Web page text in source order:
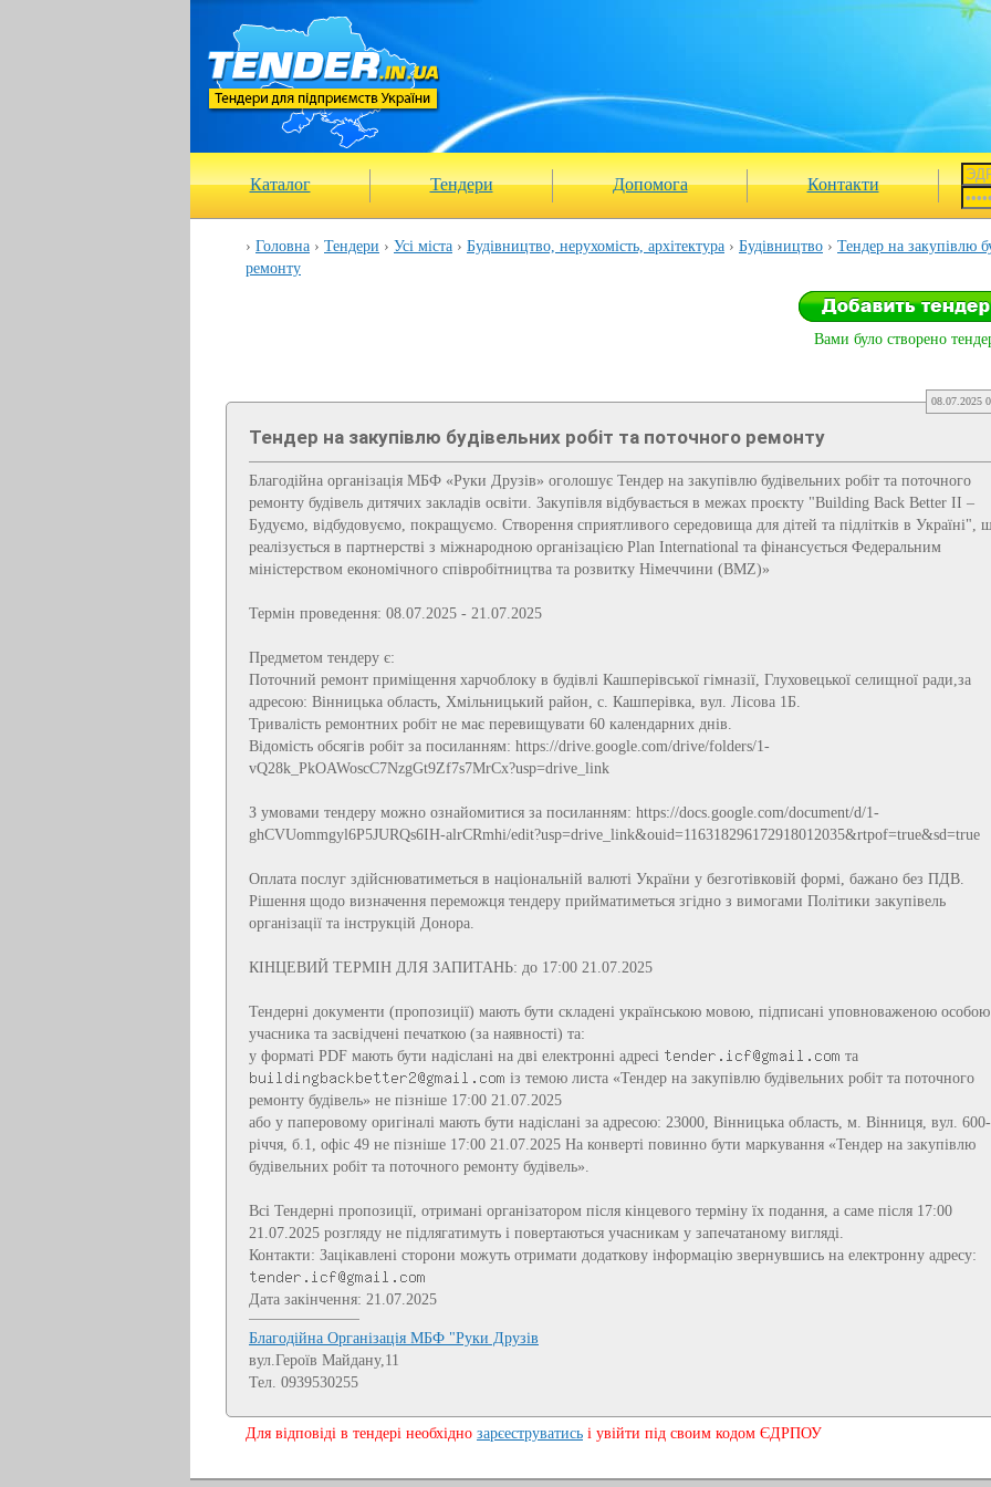
Каталог Тендери Допомога Контакти
Головна Тендери Усі міста Будівництво, нерухомість, архітектура Будівництво
Тендер на закупівлю
ремонту
Вами було створено
08.07.2025
Тендер на закупівлю будівельних робіт та поточного ремонту
Благодійна організація МБФ «Руки Друзів» оголошує Тендер на закупівлю будівельних робіт та поточного
ремонту будівель дитячих закладів освіти. Закупівля відбувається в межах проєкту "Building Вack Вetter ІІ –
Будуємо, відбудовуємо, покращуємо. Створення сприятливого середовища для дітей та підлітків в Україні",
реалізується в партнерстві з міжнародною організацією Plan International та фінансується Федеральним
міністерством економічного співробітництва та розвитку Німеччини (BMZ)»
Термін проведення: 08.07.2025 - 21.07.2025
Предметом тендеру є:
Поточний ремонт приміщення харчоблоку в будівлі Кашперівської гімназії, Глуховецької селищної ради,за
адресою: Вінницька область, Хмільницький район, с. Кашперівка, вул. Лісова 1Б.
Тривалість ремонтних робіт не має перевищувати 60 календарних днів.
Відомість обсягів робіт за посиланням: https://drive.google.com/drive/folders/1-
vQ28k_PkOAWoscC7NzgGt9Zf7s7MrCx?usp=drive_link
З умовами тендеру можно ознайомитися за посиланням: https://docs.google.com/document/d/1-
ghCVUommgyl6P5JURQs6IH-alrCRmhi/edit?usp=drive_link&ouid=116318296172918012035&rtpof=true&sd=true
Оплата послуг здійснюватиметься в національній валюті України у безготівковій формі, бажано без ПДВ.
Рішення щодо визначення переможця тендеру прийматиметься згідно з вимогами Політики закупівель
організації та інструкцій Донора.
КІНЦЕВИЙ ТЕРМІН ДЛЯ ЗАПИТАНЬ: до 17:00 21.07.2025
Тендерні документи (пропозиції) мають бути складені українською мовою, підписані уповноваженою особою
учасника та засвідчені печаткою (за наявності) та:
у форматі PDF мають бути надіслані на дві електронні адресі
та
із темою листа «Тендер на закупівлю будівельних робіт та поточного
ремонту будівель» не пізніше 17:00 21.07.2025
або у паперовому оригіналі мають бути надіслані за адресою: 23000, Вінницька область, м. Вінниця, вул. 600-
річчя, б.1, офіс 49 не пізніше 17:00 21.07.2025 На конверті повинно бути маркування «Тендер на закупівлю
будівельних робіт та поточного ремонту будівель».
Всі Тендерні пропозиції, отримані організатором після кінцевого терміну їх подання, а саме після 17:00
21.07.2025 розгляду не підлягатимуть і повертаються учасникам у запечатаному вигляді.
Контакти: Зацікавлені сторони можуть отримати додаткову інформацію звернувшись на електронну адресу:
Дата закінчення: 21.07.2025
Благодійна Організація МБФ "Руки Друзів
вул.Героїв Майдану,11
Тел. 0939530255
Для відповіді в тендері необхідно зарєеструватись і увійти під своим кодом ЄДРПОУ